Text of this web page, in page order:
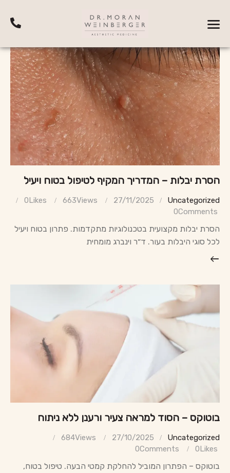
הסרת יבלות – המדריך המקיף לטיפול בטוח ויעיל
Uncategorized
27/11/2025
663Views
0 Likes
0Comments
הסרת יבלות מקצועית בטכנולוגיות מתקדמות. פתרון בטוח ויעיל
לכל סוגי היבלות בעור. ד״ר וינברג מומחית
בוטוקס – הסוד למראה צעיר ורענן ללא ניתוח
Uncategorized
27/10/2025
684Views
0 Likes
0Comments
בוטוקס – הפתרון המוביל להחלקת קמטי הבעה. טיפול בטוח,